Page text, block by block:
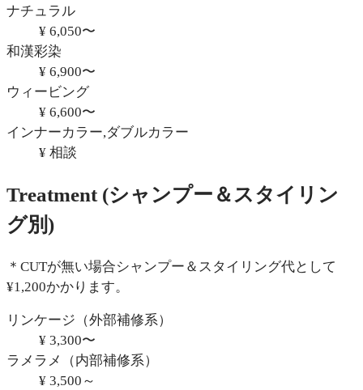
ナチュラル
¥ 6,050〜
和漢彩染
¥ 6,900〜
ウィービング
¥ 6,600〜
インナーカラー,ダブルカラー
¥ 相談
Treatment (シャンプー＆スタイリン
グ別)
＊CUTが無い場合シャンプー＆スタイリング代として
¥1,200かかります。
リンケージ（外部補修系）
¥ 3,300〜
ラメラメ（内部補修系）
¥ 3,500～